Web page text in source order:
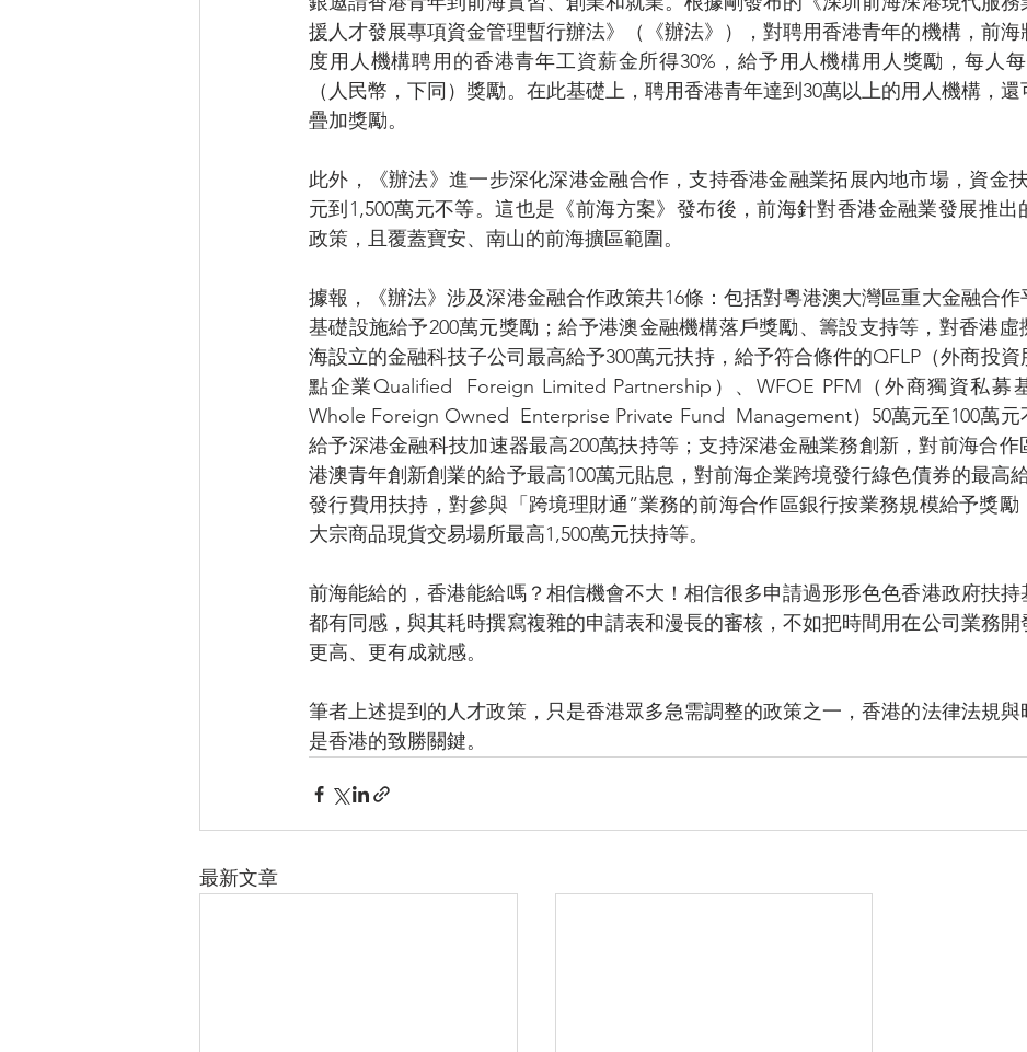
援人才發展專項資金管理暫行辦法》（《辦法》），對聘用香港青年的機構，前海
度用人機構聘用的香港青年工資薪金所得30%，給予用人機構用人獎勵，每人
（人民幣，下同）獎勵。在此基礎上，聘用香港青年達到30萬以上的用人機構，
疊加獎勵。
此外，《辦法》進一步深化深港金融合作，支持香港金融業拓展內地市場，資金
元到1,500萬元不等。這也是《前海方案》發布後，前海針對香港金融業發展推出
政策，且覆蓋寶安、南山的前海擴區範圍。
據報，《辦法》涉及深港金融合作政策共16條：包括對粵港澳大灣區重大金融合作
基礎設施給予200萬元獎勵；給予港澳金融機構落戶獎勵、籌設支持等，對香港虛
海設立的金融科技子公司最高給予300萬元扶持，給予符合條件的QFLP（外商投
點企業Qualified  Foreign Limited Partnership）、WFOE PFM（外商獨資私募
Whole Foreign Owned  Enterprise Private Fund  Management）50萬元至100萬元
給予深港金融科技加速器最高200萬扶持等；支持深港金融業務創新，對前海合作
港澳青年創新創業的給予最高100萬元貼息，對前海企業跨境發行綠色債券的最高
發行費用扶持，對參與「跨境理財通”業務的前海合作區銀行按業務規模給予獎勵
大宗商品現貨交易場所最高1,500萬元扶持等。
前海能給的，香港能給嗎？相信機會不大！相信很多申請過形形色色香港政府扶持
都有同感，與其耗時撰寫複雜的申請表和漫長的審核，不如把時間用在公司業務開
更高、更有成就感。
筆者上述提到的人才政策，只是香港眾多急需調整的政策之一，香港的法律法規與
是香港的致勝關鍵。
最新文章